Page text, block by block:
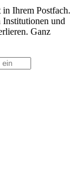
Ihrem Postfach.
Institutionen und
Ganz